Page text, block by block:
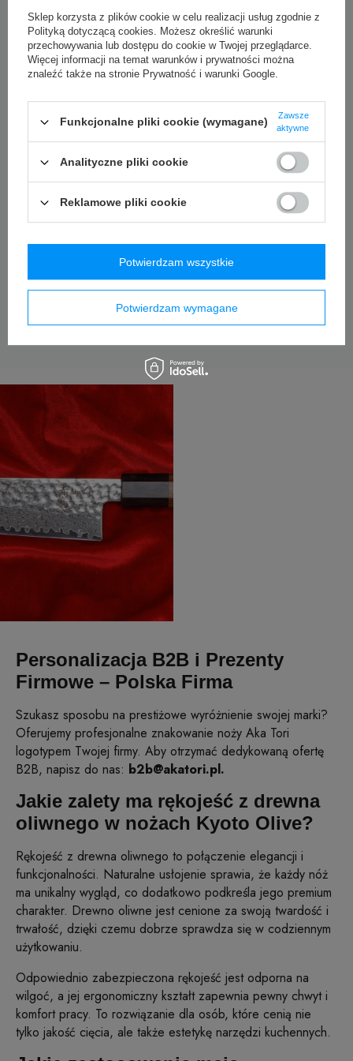
nadmiar.
Szlif ostrza wynosi aż 13-14° na stronę i najlepiej zachować
jego ostrą krawędź ostrząc go ręcznie na kamieniach
wodnych, dobierając ziarnistość w zależności od stopnia
zużycia. Dla codziennego zachowania ostrości (a w
zasadzie co kilka dni ) można posłużyć się stalką lub prętami
ceramicznymi do wyprowadzenia krawędzi ostrza. Ostrzenie
jest o tyle łatwiejsze, że na gładkiej powierzchni doskonale
widać krawędź szlifu ostrza co pozwala na jego szybką
Personalizacja B2B i Prezenty
Firmowe – Polska Firma
Szukasz sposobu na prestiżowe wyróżnienie swojej marki?
Oferujemy profesjonalne znakowanie noży Aka Tori
logotypem Twojej firmy. Aby otrzymać dedykowaną ofertę
B2B, napisz do nas: b2b@akatori.pl.
Jakie zalety ma rękojeść z drewna
oliwnego w nożach Kyoto Olive?
Rękojeść z drewna oliwnego to połączenie elegancji i
funkcjonalności. Naturalne usłojenie sprawia, że każdy nóż
ma unikalny wygląd, co dodatkowo podkreśla jego premium
charakter. Drewno oliwne jest cenione za swoją twardość i
trwałość, dzięki czemu dobrze sprawdza się w codziennym
użytkowaniu.
Odpowiednio zabezpieczona rękojeść jest odporna na
wilgoć, a jej ergonomiczny kształt zapewnia pewny chwyt i
komfort pracy. To rozwiązanie dla osób, które cenią nie
tylko jakość cięcia, ale także estetykę narzędzi kuchennych.
Sklep korzysta z plików cookie w celu realizacji usług zgodnie z
Polityką dotyczącą cookies. Możesz określić warunki
przechowywania lub dostępu do cookie w Twojej przeglądarce.
Więcej informacji na temat warunków i prywatności można
znaleźć także na stronie Prywatność i warunki Google.
Funkcjonalne pliki cookie (wymagane)
Zawsze
aktywne
Analityczne pliki cookie
Reklamowe pliki cookie
Potwierdzam wymagane
Potwierdzam wszystkie